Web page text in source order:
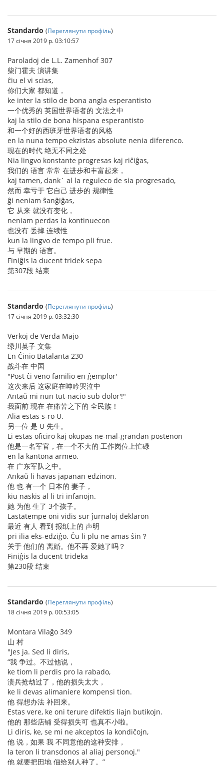
Standardo (Переглянути профіль)
17 січня 2019 р. 03:10:57
Paroladoj de L.L. Zamenhof 307
柴门霍夫 演讲集
ĉiu el vi scias,
你们大家 都知道，
ke inter la stilo de bona angla esperantisto
一个优秀的 英国世界语者的 文法之中
kaj la stilo de bona hispana esperantisto
和一个好的西班牙世界语者的风格
en la nuna tempo ekzistas absolute nenia diferenco.
现在的时代 绝无不同之处
Nia lingvo konstante progresas kaj riĉiĝas,
我们的 语言 常常 在进步和丰富起来，
kaj tamen, dank` al la reguleco de sia progresado,
然而 幸亏于 它自己 进步的 规律性
ĝi neniam ŝanĝiĝas,
它 从来 就没有变化，
neniam perdas la kontinuecon
也没有 丢掉 连续性
kun la lingvo de tempo pli frue.
与 早期的 语言。
Finiĝis la ducent tridek sepa
第307段 结束
Standardo (Переглянути профіль)
17 січня 2019 р. 03:32:30
Verkoj de Verda Majo
绿川英子 文集
En Ĉinio Batalanta 230
战斗在 中国
"Post ĉi veno familio en ĝemplor'
这次来后 这家庭在呻吟哭泣中
Antaŭ mi nun tut-nacio sub dolor'!"
我面前 现在 在痛苦之下的 全民族！
Alia estas s-ro U.
另一位 是 U 先生。
Li estas oficiro kaj okupas ne-mal-grandan postenon
他是一名军官，在一个不大的 工作岗位上忙碌
en la kantona armeo.
在 广东军队之中。
Ankaŭ li havas japanan edzinon,
他 也 有一个 日本的 妻子，
kiu naskis al li tri infanojn.
她 为他 生了 3个孩子。
Lastatempe oni vidis sur ĵurnaloj deklaron
最近 有人 看到 报纸上的 声明
pri ilia eks-edziĝo. Ĉu li plu ne amas ŝin？
关于 他们的 离婚。他不再 爱她了吗？
Finiĝis la ducent trideka
第230段 结束
Standardo (Переглянути профіль)
18 січня 2019 р. 00:53:05
Montara Vilaĝo 349
山 村
"Jes ja. Sed li diris,
“我 争过。不过他说，
ke tiom li perdis pro la rabado,
溃兵抢劫过了，他的损失太大，
ke li devas alimaniere kompensi tion.
他 得想办法 补回来。
Estas vere, ke oni terure difektis liajn butikojn.
他的 那些店铺 受得损失可 也真不小啦。
Li diris, ke, se mi ne akceptos la kondiĉojn,
他 说，如果 我 不同意他的这种安排，
la teron li transdonos al aliaj personoj."
他 就要把田地 佃给别人种了。”